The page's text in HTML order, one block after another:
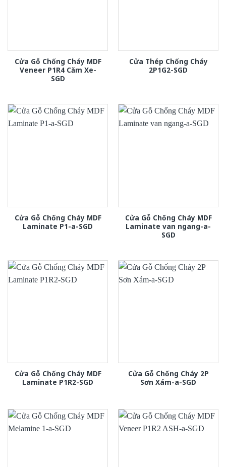
Cửa Gỗ Chống Cháy MDF
Veneer P1R4 Căm Xe-
SGD
Cửa Thép Chống Cháy
2P1G2-SGD
Cửa Gỗ Chống Cháy MDF
Laminate P1-a-SGD
Cửa Gỗ Chống Cháy MDF
Laminate van ngang-a-
SGD
Cửa Gỗ Chống Cháy MDF
Laminate P1R2-SGD
Cửa Gỗ Chống Cháy 2P
Sơn Xám-a-SGD